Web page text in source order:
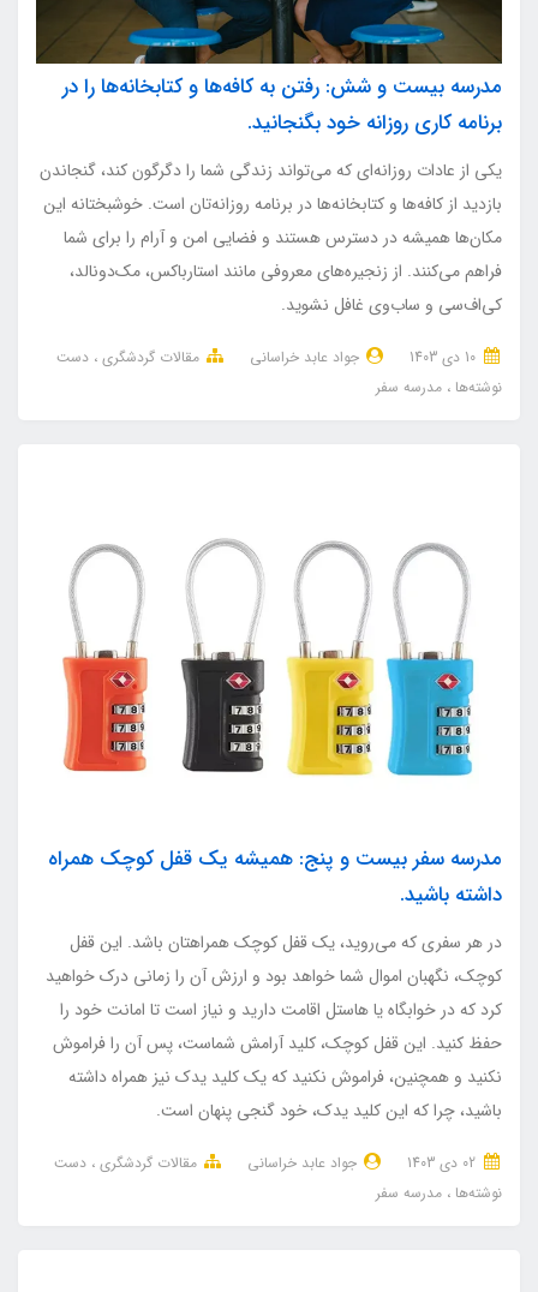
مدرسه بیست و شش: رفتن به کافه‌ها و کتابخانه‌ها را در
برنامه کاری روزانه خود بگنجانید.
یکی از عادات روزانه‌ای که می‌تواند زندگی شما را دگرگون کند، گنجاندن
بازدید از کافه‌ها و کتابخانه‌ها در برنامه روزانه‌تان است. خوشبختانه این
مکان‌ها همیشه در دسترس هستند و فضایی امن و آرام را برای شما
فراهم می‌کنند. از زنجیره‌های معروفی مانند استارباکس، مک‌دونالد،
کی‌اف‌سی و ساب‌وی غافل نشوید.
جواد عابد خراسانی مقالات گردشگری دست
نوشته‌ها
مدرسه سفر
مدرسه سفر بیست و پنج: همیشه یک قفل کوچک همراه
داشته باشید.
در هر سفری که می‌روید، یک قفل کوچک همراهتان باشد. این قفل
کوچک، نگهبان اموال شما خواهد بود و ارزش آن را زمانی درک خواهید
کرد که در خوابگاه یا هاستل اقامت دارید و نیاز است تا امانت خود را
حفظ کنید. این قفل کوچک، کلید آرامش شماست، پس آن را فراموش
نکنید و همچنین، فراموش نکنید که یک کلید یدک نیز همراه داشته
باشید، چرا که این کلید یدک، خود گنجی پنهان است.
جواد عابد خراسانی مقالات گردشگری دست
نوشته‌ها
مدرسه سفر